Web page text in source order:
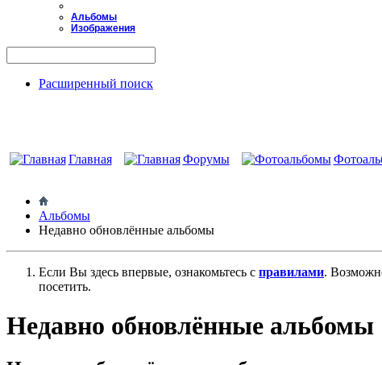
Альбомы
Изображения
Расширенный поиск
Главная
Форумы
Альбомы
Недавно обновлённые альбомы
Если Вы здесь впервые, ознакомьтесь с правилами.
посетить.
Недавно обновлённые альбомы